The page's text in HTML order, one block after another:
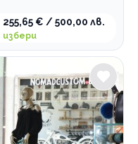
255,65 € / 500,00 лв.
избери